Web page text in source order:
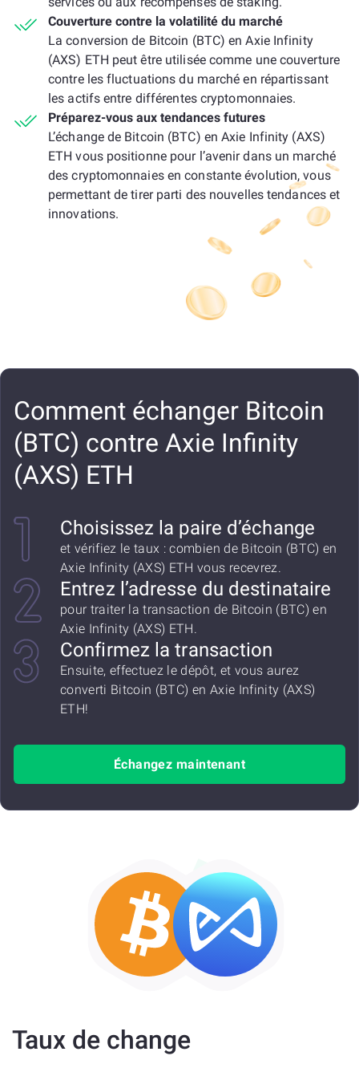
Couverture contre la volatilité du marché
La conversion de Bitcoin (BTC) en Axie Infinity
(AXS) ETH peut être utilisée comme une couverture
contre les fluctuations du marché en répartissant
les actifs entre différentes cryptomonnaies.
Préparez-vous aux tendances futures
L’échange de Bitcoin (BTC) en Axie Infinity (AXS)
ETH vous positionne pour l’avenir dans un marché
des cryptomonnaies en constante évolution, vous
permettant de tirer parti des nouvelles tendances et
innovations.
Comment échanger Bitcoin
(BTC) contre Axie Infinity
(AXS) ETH
Choisissez la paire d’échange
et vérifiez le taux : combien de Bitcoin (BTC) en
Axie Infinity (AXS) ETH vous recevrez.
Entrez l’adresse du destinataire
pour traiter la transaction de Bitcoin (BTC) en
Axie Infinity (AXS) ETH.
Confirmez la transaction
Ensuite, effectuez le dépôt, et vous aurez
converti Bitcoin (BTC) en Axie Infinity (AXS)
ETH!
Échangez maintenant
Taux de change